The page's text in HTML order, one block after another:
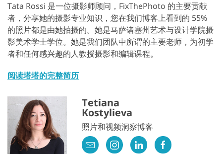
Tata Rossi 是一位摄影师顾问，FixThePhoto 的主要贡献
者，分享她的摄影专业知识，您在我们博客上看到的 55%
的照片都是由她拍摄的。她是马萨诸塞州艺术与设计学院摄
影美术学士学位。她是我们团队中所谓的主要老师，为初学
者和任何感兴趣的人教授摄影和编辑课程。
阅读塔塔的完整简历
Tetiana
Kostylieva
照片和视频洞察博客